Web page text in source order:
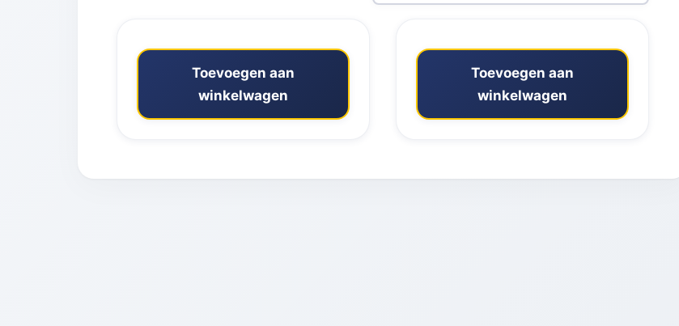
Toevoegen aan
winkelwagen
Toevoegen aan
winkelwagen